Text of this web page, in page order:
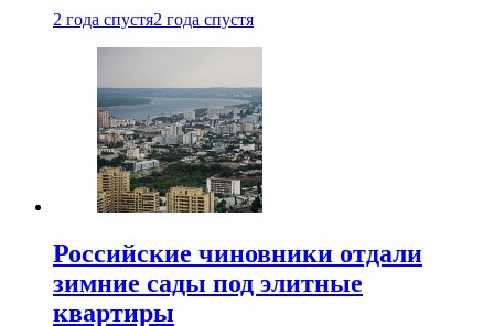
2 года спустя2 года спустя
Российские чиновники отдали
зимние сады под элитные
квартиры